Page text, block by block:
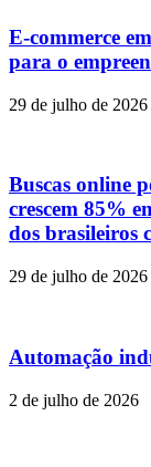
E-commerce
para o
29 de julho de 2026
Buscas online
crescem 85%
dos brasileiros
29 de julho de 2026
Automação
2 de julho de 2026